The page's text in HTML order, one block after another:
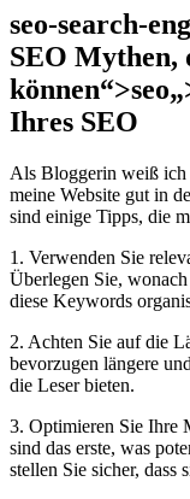
seo-search-
SEO Mythen,
Ihres⁢ SEO
Als Bloggerin weiß ich
meine Website gut ⁢in
sind einige Tipps, die
1. Verwenden ⁤Sie
Überlegen Sie,
diese Keywords
2. Achten Sie auf die
bevorzugen längere
die Leser bieten.
3. ‌Optimieren⁤ Sie Ihre
sind das erste, was
stellen Sie sicher, dass